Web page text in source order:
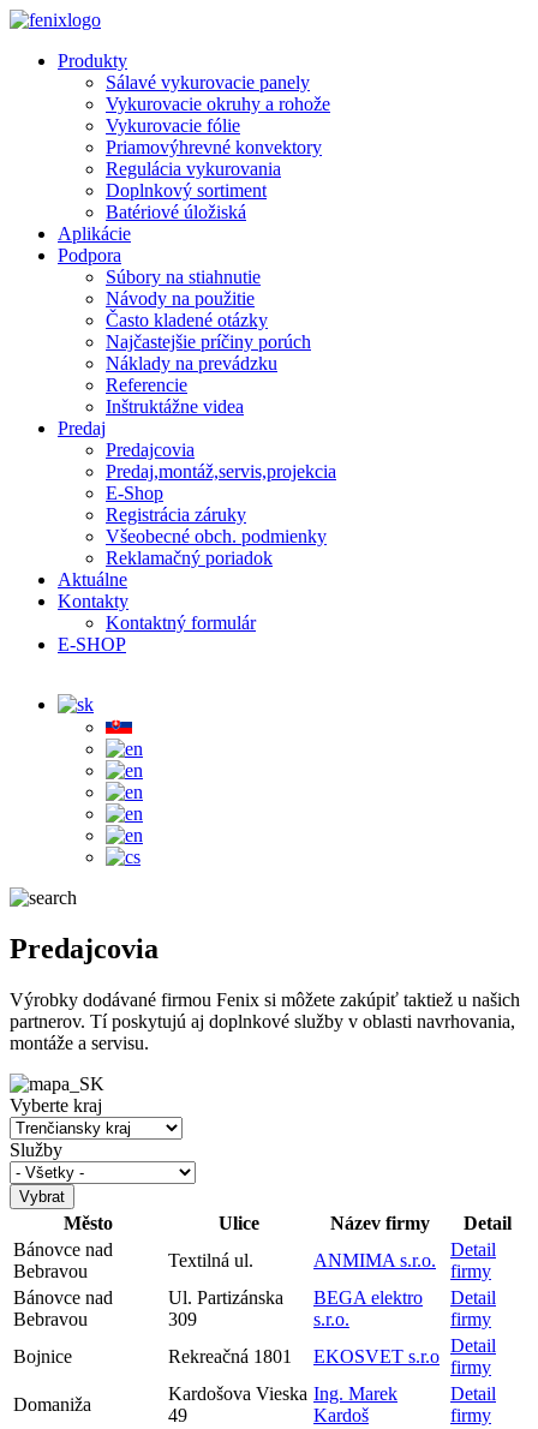
Skip to main content
Produkty
Sálavé vykurovacie panely
Vykurovacie okruhy a rohože
Vykurovacie fólie
Priamovýhrevné konvektory
Regulácia vykurovania
Doplnkový sortiment
Batériové úložiská
Aplikácie
Podpora
Súbory na stiahnutie
Návody na použitie
Často kladené otázky
Najčastejšie príčiny porúch
Náklady na prevádzku
Referencie
Inštruktážne videa
Predaj
Predajcovia
Predaj,montáž,servis,projekcia
E-Shop
Registrácia záruky
Všeobecné obch. podmienky
Reklamačný poriadok
Aktuálne
Kontakty
Kontaktný formulár
E-SHOP
Predajcovia
Výrobky dodávané firmou Fenix si môžete zakúpiť taktiež u našich
partnerov. Tí poskytujú aj doplnkové služby v oblasti navrhovania,
montáže a servisu.
Vyberte kraj
Služby
Město Ulice Název firmy
Detail
Bánovce nad
Bebravou
Textilná ul. ANMIMA s.r.o.
Detail
firmy
Bánovce nad
Bebravou
Ul. Partizánska
309
BEGA elektro
s.r.o.
Detail
firmy
Bojnice
Rekreačná 1801 EKOSVET s.r.o
Detail
firmy
Domaniža
Kardošova Vieska
49
Ing. Marek
Kardoš
Detail
firmy